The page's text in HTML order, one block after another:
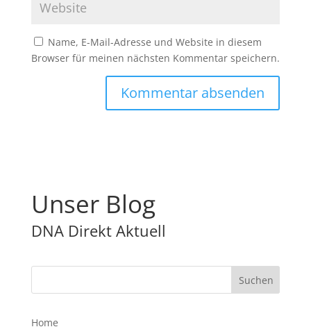
Name, E-Mail-Adresse und Website in diesem
Browser für meinen nächsten Kommentar speichern.
Unser Blog
DNA Direkt Aktuell
Home